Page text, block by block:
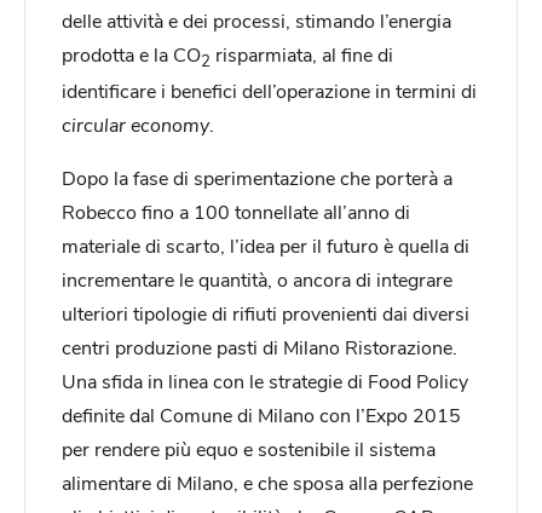
delle attività e dei processi, stimando l’energia
prodotta e la CO2 risparmiata, al fine di
identificare i benefici dell’operazione in termini di
circular economy.
Dopo la fase di sperimentazione che porterà a
Robecco fino a 100 tonnellate all’anno di
materiale di scarto, l’idea per il futuro è quella di
incrementare le quantità, o ancora di integrare
ulteriori tipologie di rifiuti provenienti dai diversi
centri produzione pasti di Milano Ristorazione.
Una sfida in linea con le strategie di Food Policy
definite dal Comune di Milano con l’Expo 2015
per rendere più equo e sostenibile il sistema
alimentare di Milano, e che sposa alla perfezione